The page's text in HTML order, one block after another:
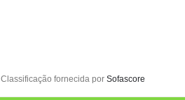
Classificação fornecida por Sofascore